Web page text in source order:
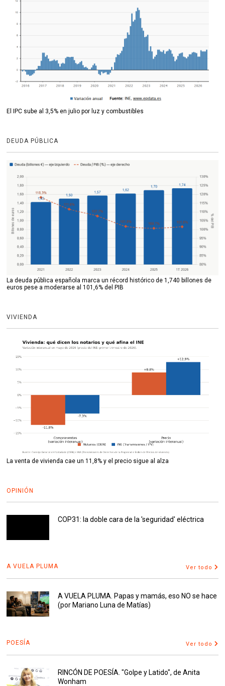
El IPC sube al 3,5% en julio por luz y combustibles
DEUDA PÚBLICA
La deuda pública española marca un récord histórico de 1,740 billones de
euros pese a moderarse al 101,6% del PIB
VIVIENDA
La venta de vivienda cae un 11,8% y el precio sigue al alza
OPINIÓN
COP31: la doble cara de la 'seguridad' eléctrica
A VUELA PLUMA Ver todo
A VUELA PLUMA. Papas y mamás, eso NO se hace
(por Mariano Luna de Matías)
POESÍA Ver todo
RINCÓN DE POESÍA. "Golpe y Latido", de Anita
Wonham